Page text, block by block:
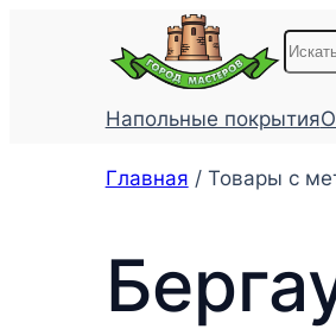
содержимому
Напольные покрытия
Главная / Товары с